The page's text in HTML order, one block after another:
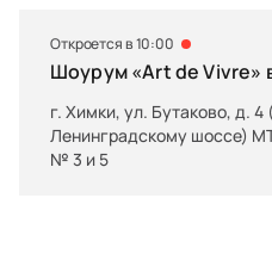
Откроется в 10:00
Шоурум «Art de Vivre»
г. Химки, ул. Бутаково, д.
Ленинградскому шоссе)
№ 3 и 5